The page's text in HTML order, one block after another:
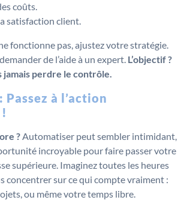
coûts.
satisfaction client.
fonctionne pas, ajustez votre stratégie.
de l’aide à un expert. L’objectif ?
jamais perdre le contrôle.
à l’action
?Automatiser peut sembler intimidant,
incroyable pour faire passer votre
supérieure. Imaginez toutes les heures
concentrer sur ce qui compte vraiment :
ou même votre temps libre.